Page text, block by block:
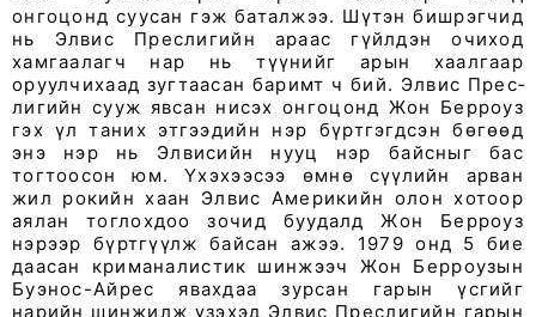
онгоцонд суусан гэж баталжээ. Шүтэн бишрэгчид
нь Элвис Преслигийн араас гүйлдэн очиход
хамгаалагч нар нь түүнийг арын хаалгаар
оруулчихаад зугтаасан баримт ч бий. Элвис Прес­
лигийн сууж явсан нисэх онгоцонд Жон Берроуз
гэх үл таних этгээдийн нэр бүртгэгдсэн бөгөөд
энэ нэр нь Элвисийн нууц нэр байсныг бас
тогтоосон юм. Үхэхээсээ өмнө сүүлийн арван
жил рокийн хаан Элвис Америкийн олон хотоор
аялан тоглохдоо зочид буудалд Жон Берроуз
нэрээр бүртгүүлж байсан ажээ. 1979 онд 5 бие
даасан криманалистик шинжээч Жон Берроузын
Буэнос-Айрес явахдаа зурсан гарын үсгийг
нарийн шинжилж үзэхэд Элвис Преслигийн гарын